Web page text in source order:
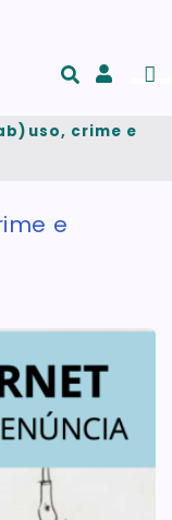
e
crime e
e